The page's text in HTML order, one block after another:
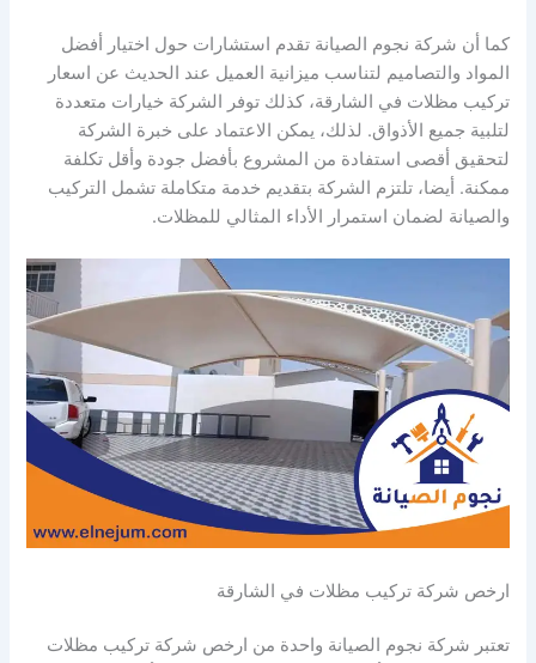
كما أن شركة نجوم الصيانة تقدم استشارات حول اختيار أفضل
المواد والتصاميم لتناسب ميزانية العميل عند الحديث عن اسعار
تركيب مظلات في الشارقة، كذلك توفر الشركة خيارات متعددة
لتلبية جميع الأذواق. لذلك، يمكن الاعتماد على خبرة الشركة
لتحقيق أقصى استفادة من المشروع بأفضل جودة وأقل تكلفة
ممكنة. أيضا، تلتزم الشركة بتقديم خدمة متكاملة تشمل التركيب
والصيانة لضمان استمرار الأداء المثالي للمظلات.
ارخص شركة تركيب مظلات في الشارقة
تعتبر شركة نجوم الصيانة واحدة من ارخص شركة تركيب مظلات